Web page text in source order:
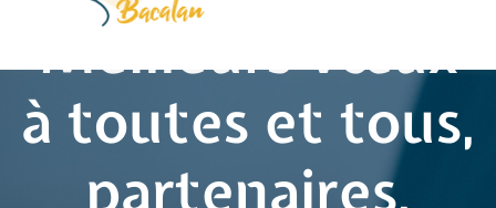
Meilleurs vœux
à toutes et tous,
partenaires,